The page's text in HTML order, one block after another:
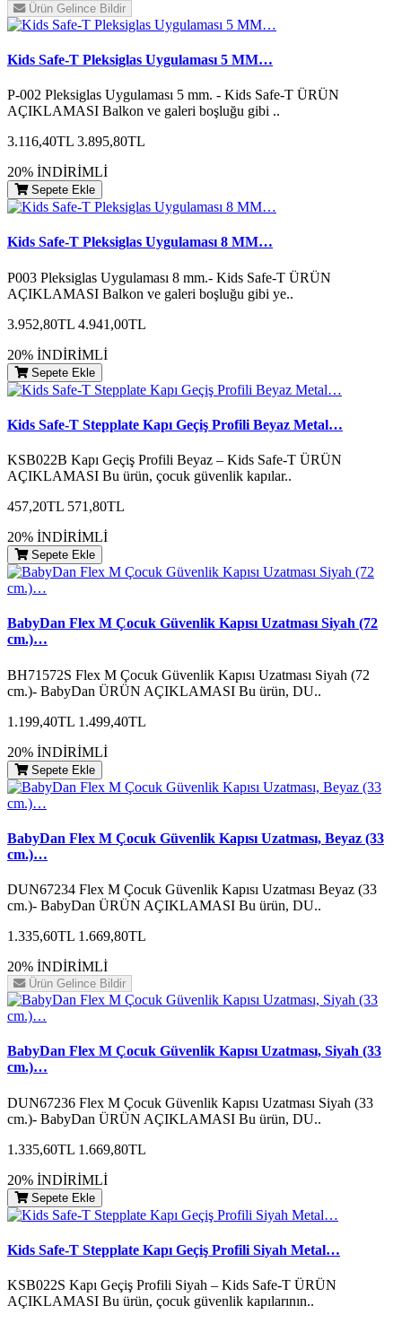
Ürün Gelince Bildir
Kids Safe-T Pleksiglas Uygulaması 5 MM…
P-002 Pleksiglas Uygulaması 5 mm. - Kids Safe-T ÜRÜN
AÇIKLAMASI Balkon ve galeri boşluğu gibi ..
3.116,40TL 3.895,80TL
20% İNDİRİMLİ
Sepete Ekle
Kids Safe-T Pleksiglas Uygulaması 8 MM…
P003 Pleksiglas Uygulaması 8 mm.- Kids Safe-T ÜRÜN
AÇIKLAMASI Balkon ve galeri boşluğu gibi ye..
3.952,80TL 4.941,00TL
20% İNDİRİMLİ
Sepete Ekle
Kids Safe-T Stepplate Kapı Geçiş Profili Beyaz Metal…
KSB022B Kapı Geçiş Profili Beyaz – Kids Safe-T ÜRÜN
AÇIKLAMASI Bu ürün, çocuk güvenlik kapılar..
457,20TL 571,80TL
20% İNDİRİMLİ
Sepete Ekle
BabyDan Flex M Çocuk Güvenlik Kapısı Uzatması Siyah (72
cm.)…
BH71572S Flex M Çocuk Güvenlik Kapısı Uzatması Siyah (72
cm.)- BabyDan ÜRÜN AÇIKLAMASI Bu ürün, DU..
1.199,40TL 1.499,40TL
20% İNDİRİMLİ
Sepete Ekle
BabyDan Flex M Çocuk Güvenlik Kapısı Uzatması, Beyaz (33
cm.)…
DUN67234 Flex M Çocuk Güvenlik Kapısı Uzatması Beyaz (33
cm.)- BabyDan ÜRÜN AÇIKLAMASI Bu ürün, DU..
1.335,60TL 1.669,80TL
20% İNDİRİMLİ
Ürün Gelince Bildir
BabyDan Flex M Çocuk Güvenlik Kapısı Uzatması, Siyah (33
cm.)…
DUN67236 Flex M Çocuk Güvenlik Kapısı Uzatması Siyah (33
cm.)- BabyDan ÜRÜN AÇIKLAMASI Bu ürün, DU..
1.335,60TL 1.669,80TL
20% İNDİRİMLİ
Sepete Ekle
Kids Safe-T Stepplate Kapı Geçiş Profili Siyah Metal…
KSB022S Kapı Geçiş Profili Siyah – Kids Safe-T ÜRÜN
AÇIKLAMASI Bu ürün, çocuk güvenlik kapılarının..